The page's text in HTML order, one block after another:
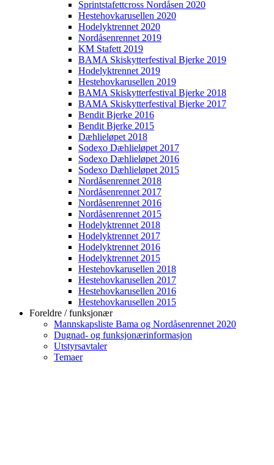
Sprintstafettcross Nordåsen 2020
Hestehovkarusellen 2020
Hodelyktrennet 2020
Nordåsenrennet 2019
KM Stafett 2019
BAMA Skiskytterfestival Bjerke 2019
Hodelyktrennet 2019
Hestehovkarusellen 2019
BAMA Skiskytterfestival Bjerke 2018
BAMA Skiskytterfestival Bjerke 2017
Bendit Bjerke 2016
Bendit Bjerke 2015
Dæhlieløpet 2018
Sodexo Dæhlieløpet 2017
Sodexo Dæhlieløpet 2016
Sodexo Dæhlieløpet 2015
Nordåsenrennet 2018
Nordåsenrennet 2017
Nordåsenrennet 2016
Nordåsenrennet 2015
Hodelyktrennet 2018
Hodelyktrennet 2017
Hodelyktrennet 2016
Hodelyktrennet 2015
Hestehovkarusellen 2018
Hestehovkarusellen 2017
Hestehovkarusellen 2016
Hestehovkarusellen 2015
Foreldre / funksjonær
Mannskapsliste Bama og Nordåsenrennet 2020
Dugnad- og funksjonærinformasjon
Utstyrsavtaler
Temaer